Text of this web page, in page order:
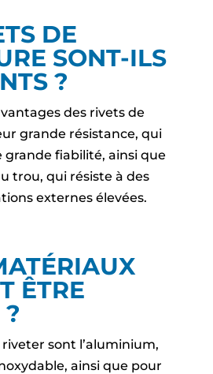
DE
SONT-ILS
?
des rivets de
grande résistance, qui
grande fiabilité, ainsi que
trou, qui résiste à des
externes élevées.
ÊTRE
?
sont l’aluminium,
ainsi que pour